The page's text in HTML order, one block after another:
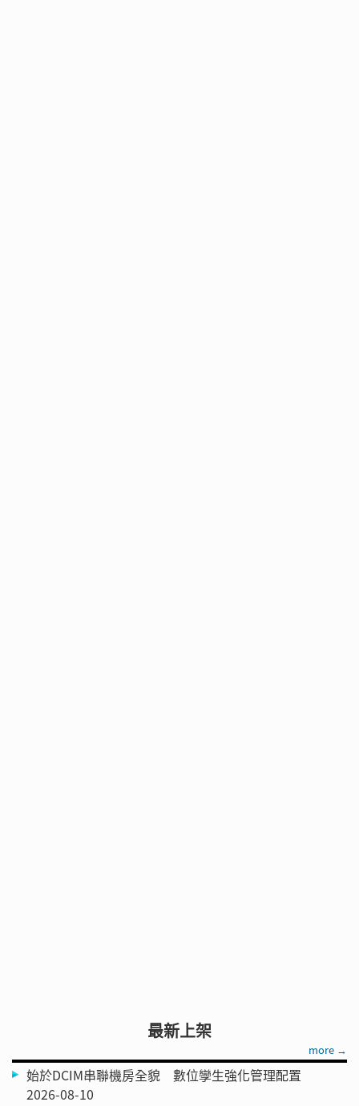
最新上架
more →
始於DCIM串聯機房全貌 數位孿生強化管理配置
2026-08-10